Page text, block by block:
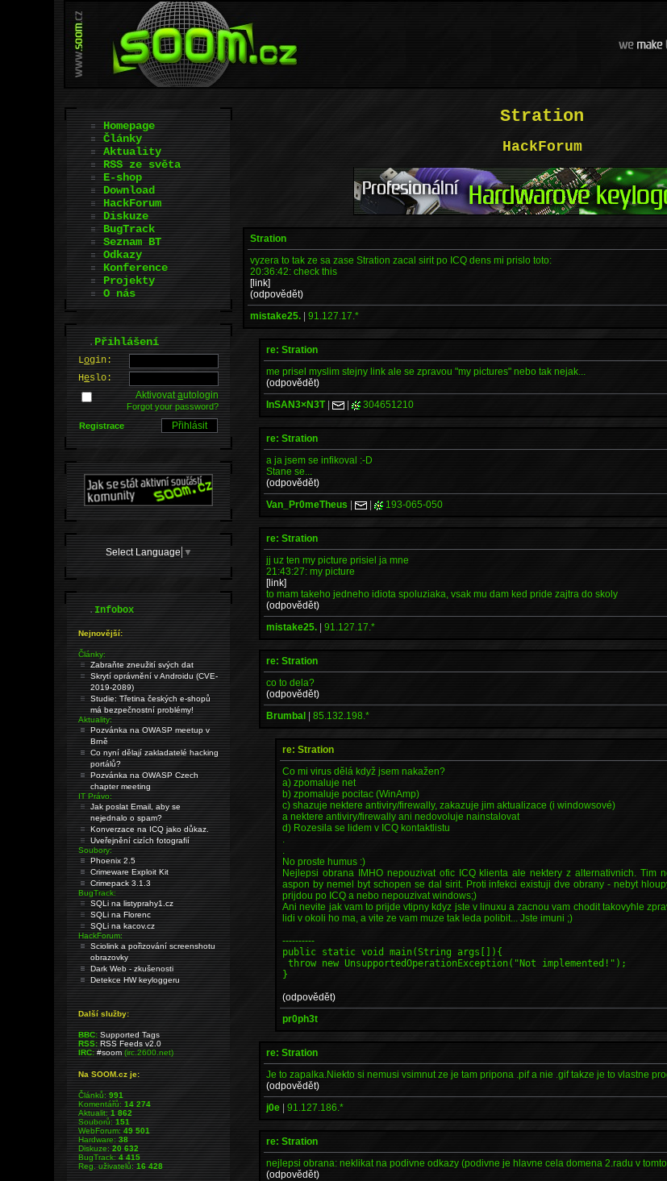
Stration
HackForum
Stration
vyzera to tak ze sa zase Stration zacal sirit po ICQ dens mi prislo toto:
20:36:42: check this
[link]
(odpovědět)
mistake25. |91.127.17.*
re: Stration
me prisel myslim stejny link ale se zpravou "my pictures" nebo tak nejak...
(odpovědět)
InSAN3×N3T| | 304651210
re: Stration
a ja jsem se infikoval :-D
Stane se...
(odpovědět)
Van_Pr0meTheus | | 193-065-050
re: Stration
jj uz ten my picture prisiel ja mne
21:43:27: my picture
[link]
to mam takeho jedneho idiota spoluziaka, vsak mu dam ked pride zajtra do skoly
(odpovědět)
mistake25. |91.127.17.*
re: Stration
co to dela?
(odpovědět)
Brumbal |85.132.198.*
re: Stration
Co mi virus dělá když jsem nakažen?
a) zpomaluje net
b) zpomaluje pocitac (WinAmp)
c) shazuje nektere antiviry/firewally, zakazuje jim aktualizace (i windowsové)
a nektere antiviry/firewally ani nedovoluje nainstalovat
d) Rozesila se lidem v ICQ kontaktlistu
No proste humus :)
Nejlepsi obrana IMHO nepouzivat ofic ICQ klienta ale nektery z alternativnich. Tim
aspon by nemel byt schopen se dal sirit. Proti infekci existuji dve obrany - nebyt
prijdou po ICQ a nebo nepouzivat windows;)
Ani nevite jak vam to prijde vtipny kdyz jste v linuxu a zacnou vam chodit takovyhle
lidi v okoli ho ma, a vite ze vam muze tak leda polibit... Jste imuni ;)
----------
public static void main(String args[]){
throw new UnsupportedOperationException("Not implemented!");
}
(odpovědět)
pr0ph3t
re: Stration
Je to zapalka.Niekto si nemusi vsimnut ze je tam pripona .pif a nie .gif takze je to vlastne
(odpovědět)
j0e |91.127.186.*
re: Stration
nejlepsi obrana: neklikat na podivne odkazy (podivne je hlavne cela domena 2.radu v
(odpovědět)
Homepage
Články
Aktuality
RSS ze světa
E-shop
Download
HackForum
Diskuze
BugTrack
Seznam BT
Odkazy
Konference
Projekty
O nás
.Přihlášení
Login:
Heslo:
Aktivovatautologin
Forgot your password?
Registrace
Select Language ▼
.Infobox
Nejnovější:
Články:
Zabraňte zneužití svých dat
Skrytí oprávnění v Androidu (CVE-
2019-2089)
Studie: Třetina českých e-shopů
má bezpečnostní problémy!
Aktuality:
Pozvánka na OWASP meetup v
Brně
Co nyní dělají zakladatelé hacking
portálů?
Pozvánka na OWASP Czech
chapter meeting
IT Právo:
Jak poslat Email, aby se
nejednalo o spam?
Konverzace na ICQ jako důkaz.
Uveřejnění cizích fotografií
Soubory:
Phoenix 2.5
Crimeware Exploit Kit
Crimepack 3.1.3
BugTrack:
SQLi na listyprahy1.cz
SQLi na Florenc
SQLi na kacov.cz
HackForum:
Sciolink a pořizování screenshotu
obrazovky
Dark Web - zkušenosti
Detekce HW keyloggeru
Další služby:
BBC: Supported Tags
RSS: RSS Feeds v2.0
IRC: #soom(irc.2600.net)
Na SOOM.cz je:
Článků:991
Komentářů:14 274
Aktualit:1 862
Souborů:151
WebForum:49 501
Hardware:38
Diskuze:20 632
BugTrack:4 415
Reg. uživatelů:16 428